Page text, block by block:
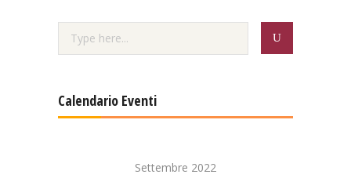
Calendario Eventi
Settembre 2022